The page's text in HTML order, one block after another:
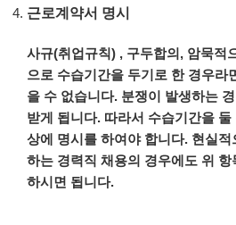
근로계약서 명시
사규(취업규칙) , 구두합의, 암묵적
으로 수습기간을 두기로 한 경우라
을 수 없습니다. 분쟁이 발생하는
받게 됩니다. 따라서 수습기간을 둘
상에 명시를 하여야 합니다. 현실적
하는 경력직 채용의 경우에도 위
하시면 됩니다.